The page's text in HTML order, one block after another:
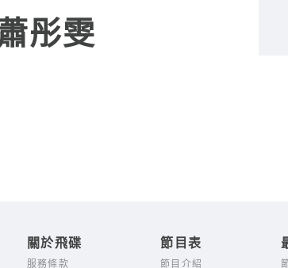
彤雯
關於飛碟
服務條款
節目表
節目介紹